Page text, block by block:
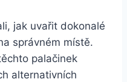
jak uvařit dokonalé
správném místě.
palačinek
alternativních